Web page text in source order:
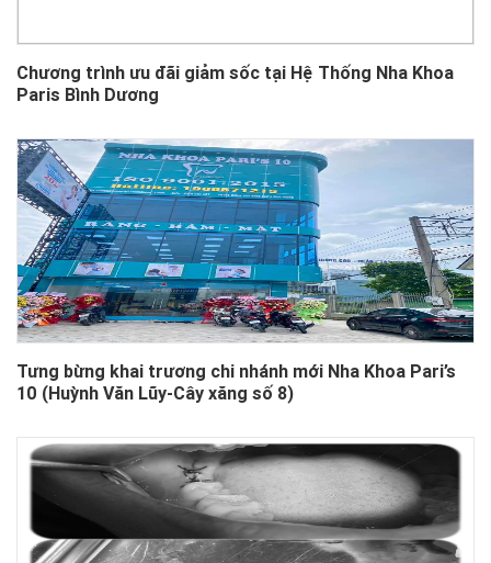
Chương trình ưu đãi giảm sốc tại Hệ Thống Nha Khoa
Paris Bình Dương
Tưng bừng khai trương chi nhánh mới Nha Khoa Pari’s
10 (Huỳnh Văn Lũy-Cây xăng số 8)